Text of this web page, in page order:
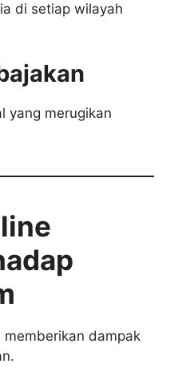
di setiap wilayah
yang merugikan
memberikan dampak